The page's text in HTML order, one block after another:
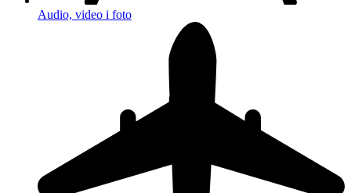
Audio, video i foto